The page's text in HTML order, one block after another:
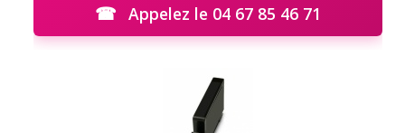
☎ Appelez le 04 67 85 46 71